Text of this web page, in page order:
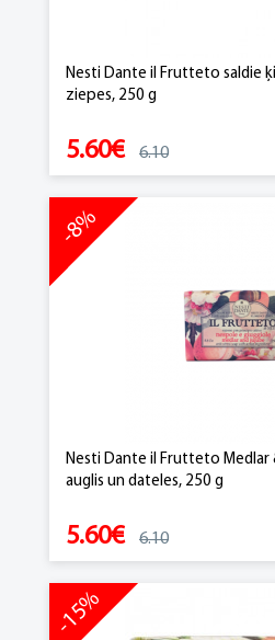
Nesti Dante il Frutteto saldie
ziepes, 250 g
5.60€ 6.10
Nesti Dante il Frutteto Medlar
auglis un dateles, 250 g
-8%
5.60€ 6.10
-15%